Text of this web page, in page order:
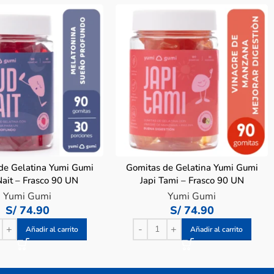
Gelatina Yumi Gumi
– Frasco 90 UN
Yumi Gumi
S/74.90
Añadir al carrito
Gomitas de Gelatina Yumi Gumi
Japi Tami – Frasco 90 UN
Yumi Gumi
S/74.90
Añadir al carrito